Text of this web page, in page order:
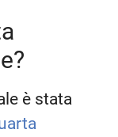
è stata